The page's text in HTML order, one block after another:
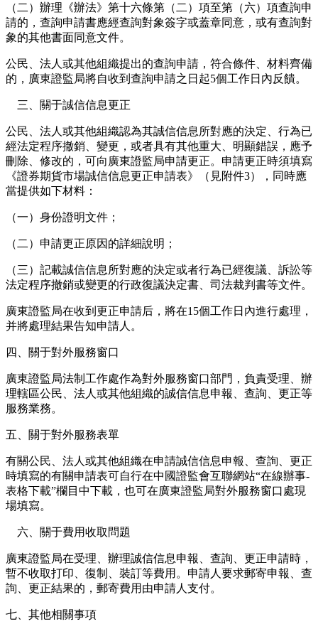
（二）辦理《辦法》第十六條第（二）項至第（六）項查詢申
請的，查詢申請書應經查詢對象簽字或蓋章同意，或有查詢對
象的其他書面同意文件。
公民、法人或其他組織提出的查詢申請，符合條件、材料齊備
的，廣東證監局將自收到查詢申請之日起5個工作日內反饋。
三、關于誠信信息更正
公民、法人或其他組織認為其誠信信息所對應的決定、行為已
經法定程序撤銷、變更，或者具有其他重大、明顯錯誤，應予
刪除、修改的，可向廣東證監局申請更正。申請更正時須填寫
《證券期貨市場誠信信息更正申請表》（見附件3），同時應
當提供如下材料：
（一）身份證明文件；
（二）申請更正原因的詳細說明；
（三）記載誠信信息所對應的決定或者行為已經復議、訴訟等
法定程序撤銷或變更的行政復議決定書、司法裁判書等文件。
廣東證監局在收到更正申請后，將在15個工作日內進行處理，
并將處理結果告知申請人。
四、關于對外服務窗口
廣東證監局法制工作處作為對外服務窗口部門，負責受理、辦
理轄區公民、法人或其他組織的誠信信息申報、查詢、更正等
服務業務。
五、關于對外服務表單
有關公民、法人或其他組織在申請誠信信息申報、查詢、更正
時填寫的有關申請表可自行在中國證監會互聯網站“在線辦事-
表格下載”欄目中下載，也可在廣東證監局對外服務窗口處現
場填寫。
六、關于費用收取問題
廣東證監局在受理、辦理誠信信息申報、查詢、更正申請時，
暫不收取打印、復制、裝訂等費用。申請人要求郵寄申報、查
詢、更正結果的，郵寄費用由申請人支付。
七、其他相關事項